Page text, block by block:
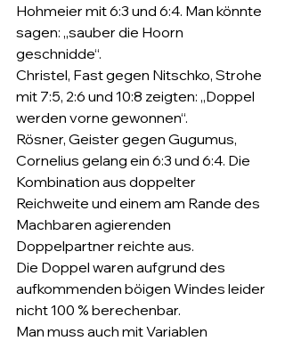
Hohmeier mit 6:3 und 6:4. Man könnte
sagen: „sauber die Hoorn
geschnidde“.
Christel, Fast gegen Nitschko, Strohe
mit 7:5, 2:6 und 10:8 zeigten: „Doppel
werden vorne gewonnen“.
Rösner, Geister gegen Gugumus,
Cornelius gelang ein 6:3 und 6:4. Die
Kombination aus doppelter
Reichweite und einem am Rande des
Machbaren agierenden
Doppelpartner reichte aus.
Die Doppel waren aufgrund des
aufkommenden böigen Windes leider
nicht 100 % berechenbar.
Man muss auch mit Variablen